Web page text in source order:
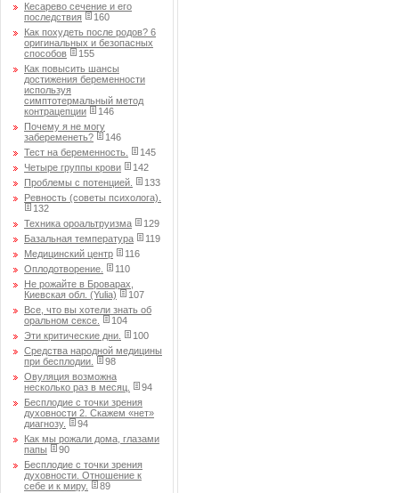
Кесарево сечение и его
последствия
160
Как похудеть после родов? 6
оригинальных и безопасных
способов
155
Как повысить шансы
достижения беременности
используя
симптотермальный метод
контрацепции
146
Почему я не могу
забеременеть?
146
Тест на беременность.
145
Четыре группы крови
142
Проблемы с потенцией.
133
Ревность (советы психолога).
132
Техника ороальтруизма
129
Базальная температура
119
Медицинский центр
116
Оплодотворение.
110
Не рожайте в Броварах,
Киевская обл. (Yulia)
107
Все, что вы хотели знать об
оральном сексе.
104
Эти критические дни.
100
Средства народной медицины
при бесплодии.
98
Овуляция возможна
несколько раз в месяц.
94
Бесплодие с точки зрения
духовности 2. Скажем «нет»
диагнозу.
94
Как мы рожали дома, глазами
папы
90
Бесплодие с точки зрения
духовности. Отношение к
себе и к миру.
89